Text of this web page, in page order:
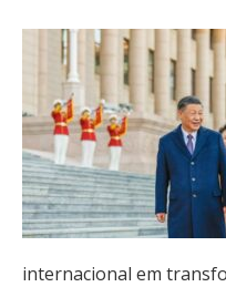
internacional em